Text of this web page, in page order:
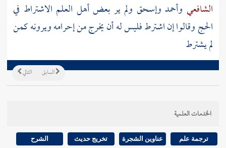
الشافعي وأحمد وإسحق ولم ير بعض أهل العلم الاشتراط في
الحج وقالوا إن اشترط فليس له أن يخرج من إحرامه ويرونه كمن
لم يشترط
التالي السابق
الخدمات العلمية
ترجمة علم عناوين الشجرة تخريج حديث الشرح